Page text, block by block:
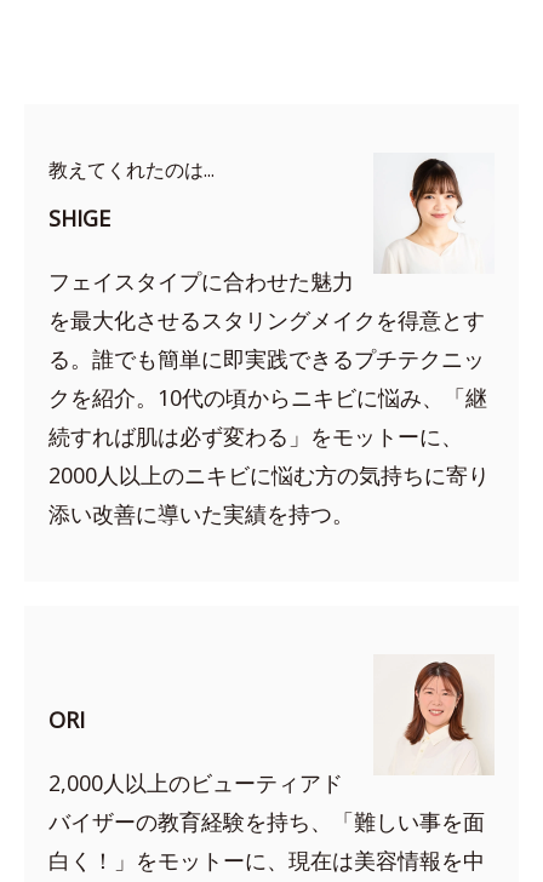
教えてくれたのは...
SHIGE
フェイスタイプに合わせた魅力
を最大化させるスタリングメイクを得意とす
る。誰でも簡単に即実践できるプチテクニッ
クを紹介。10代の頃からニキビに悩み、「継
続すれば肌は必ず変わる」をモットーに、
2000人以上のニキビに悩む方の気持ちに寄り
添い改善に導いた実績を持つ。
ORI
2,000人以上のビューティアド
バイザーの教育経験を持ち、「難しい事を面
白く！」をモットーに、現在は美容情報を中